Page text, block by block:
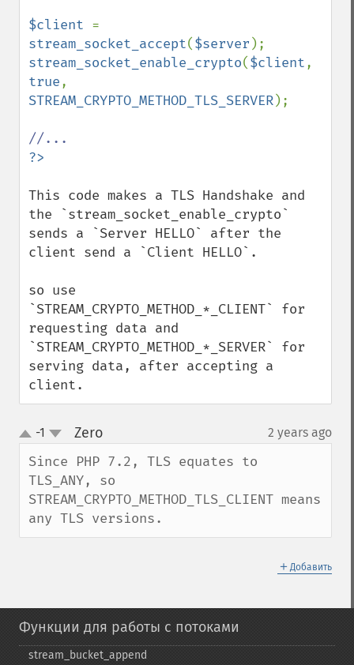
$client
stream_socket_accept($server
stream_socket_enable_crypto($client
true
STREAM_CRYPTO_METHOD_TLS_SERVER);
This code makes a TLS Handshake and
the `stream_socket_enable_crypto`
sends a `Server HELLO` after the
client send a `Client HELLO`.
so use
`STREAM_CRYPTO_METHOD_*_CLIENT` for
requesting data and
`STREAM_CRYPTO_METHOD_*_SERVER` for
serving data, after accepting a
client.
up
down
-1 Zero¶ 2 years ago
Since PHP 7.2, TLS equates to
TLS_ANY, so
STREAM_CRYPTO_METHOD_TLS_CLIENT means
any TLS versions.
＋ Добавить
Функции для работы с потоками
stream_​bucket_​append